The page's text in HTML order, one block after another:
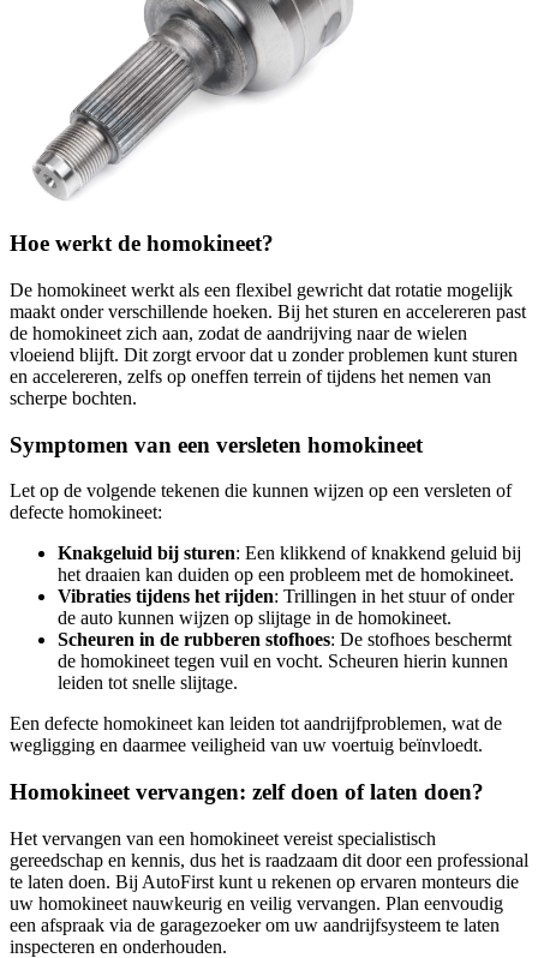
Hoe werkt de homokineet?
De homokineet werkt als een flexibel gewricht dat rotatie mogelijk
maakt onder verschillende hoeken. Bij het sturen en accelereren past
de homokineet zich aan, zodat de aandrijving naar de wielen
vloeiend blijft. Dit zorgt ervoor dat u zonder problemen kunt sturen
en accelereren, zelfs op oneffen terrein of tijdens het nemen van
scherpe bochten.
Symptomen van een versleten homokineet
Let op de volgende tekenen die kunnen wijzen op een versleten of
defecte homokineet:
Knakgeluid bij sturen: Een klikkend of knakkend geluid bij
het draaien kan duiden op een probleem met de homokineet.
Vibraties tijdens het rijden: Trillingen in het stuur of onder
de auto kunnen wijzen op slijtage in de homokineet.
Scheuren in de rubberen stofhoes: De stofhoes beschermt
de homokineet tegen vuil en vocht. Scheuren hierin kunnen
leiden tot snelle slijtage.
Een defecte homokineet kan leiden tot aandrijfproblemen, wat de
wegligging en daarmee veiligheid van uw voertuig beïnvloedt.
Homokineet vervangen: zelf doen of laten doen?
Het vervangen van een homokineet vereist specialistisch
gereedschap en kennis, dus het is raadzaam dit door een professional
te laten doen. Bij AutoFirst kunt u rekenen op ervaren monteurs die
uw homokineet nauwkeurig en veilig vervangen. Plan eenvoudig
een afspraak via de garagezoeker om uw aandrijfsysteem te laten
inspecteren en onderhouden.